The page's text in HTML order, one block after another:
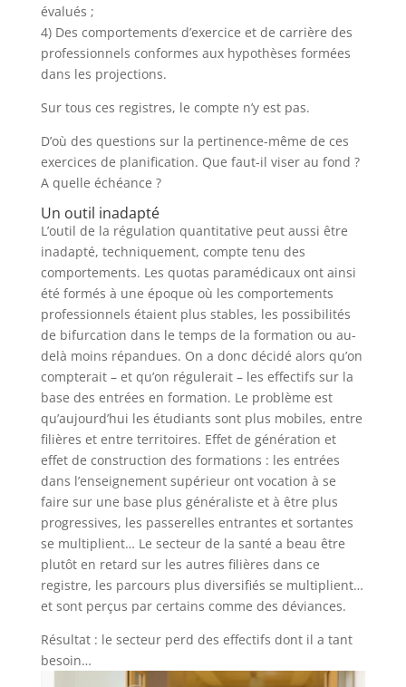
évalués ;
4) Des comportements d’exercice et de carrière des
professionnels conformes aux hypothèses formées
dans les projections.
Sur tous ces registres, le compte n’y est pas.
D’où des questions sur la pertinence-même de ces
exercices de planification. Que faut-il viser au fond ?
A quelle échéance ?
Un outil inadapté
L’outil de la régulation quantitative peut aussi être
inadapté, techniquement, compte tenu des
comportements. Les quotas paramédicaux ont ainsi
été formés à une époque où les comportements
professionnels étaient plus stables, les possibilités
de bifurcation dans le temps de la formation ou au-
delà moins répandues. On a donc décidé alors qu’on
compterait – et qu’on régulerait – les effectifs sur la
base des entrées en formation. Le problème est
qu’aujourd’hui les étudiants sont plus mobiles, entre
filières et entre territoires. Effet de génération et
effet de construction des formations : les entrées
dans l’enseignement supérieur ont vocation à se
faire sur une base plus généraliste et à être plus
progressives, les passerelles entrantes et sortantes
se multiplient… Le secteur de la santé a beau être
plutôt en retard sur les autres filières dans ce
registre, les parcours plus diversifiés se multiplient…
et sont perçus par certains comme des déviances.
Résultat : le secteur perd des effectifs dont il a tant
besoin…